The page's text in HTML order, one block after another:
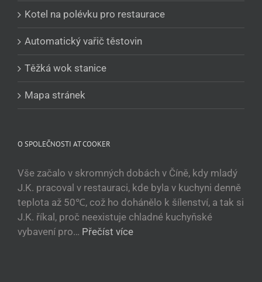
Kotel na polévku pro restaurace
Automatický vařič těstovin
Těžká wok stanice
Mapa stránek
O SPOLEČNOSTI AT COOKER
Vše začalo v skromných dobách v Číně, kdy mladý
J.K. pracoval v restauraci, kde byla v kuchyni denně
teplota až 50℃, což ho dohánělo k šílenství, a tak si
J.K. říkal, proč neexistuje chladné kuchyňské
vybavení pro… Přečíst více
한국어
ไทย
Кыргызча
O‘zbekcha